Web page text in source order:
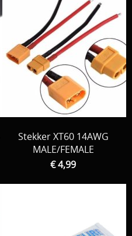
Stekker XT60 14AWG
MALE/FEMALE
€ 4,99